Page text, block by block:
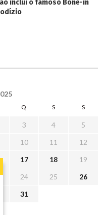
inclui o famoso Bone-in
Q S S
3 4
5
10 11
12
17 18
19
24 25
26
31